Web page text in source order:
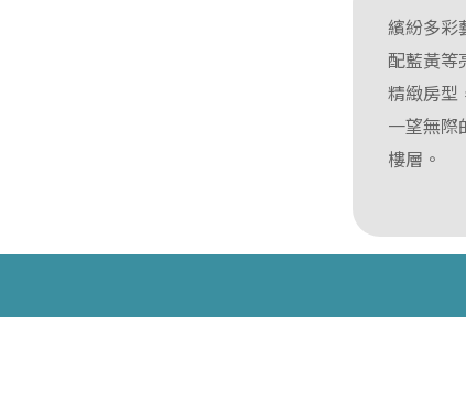
繽紛多彩
配藍黃等
精緻房型
一望無際
樓層。